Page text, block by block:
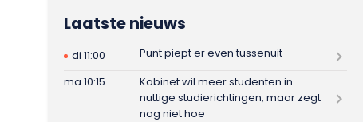
Laatste nieuws
di 11:00
Punt piept er even tussenuit
ma 10:15
Kabinet wil meer studenten in
nuttige studierichtingen, maar zegt
nog niet hoe